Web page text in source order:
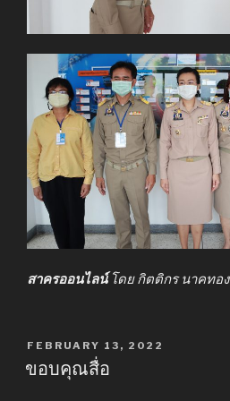
สาครออนไลน์ โดย กิตติกร นาคทอง
POSTED
ON
FEBRUARY 13, 2022
ขอบคุณสื่อ